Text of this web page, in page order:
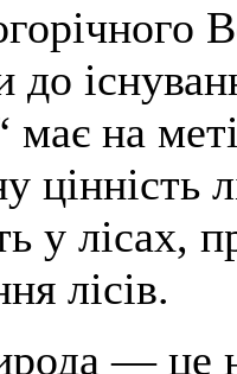
до
має на
цінність
у лісах,
лісів.
— це